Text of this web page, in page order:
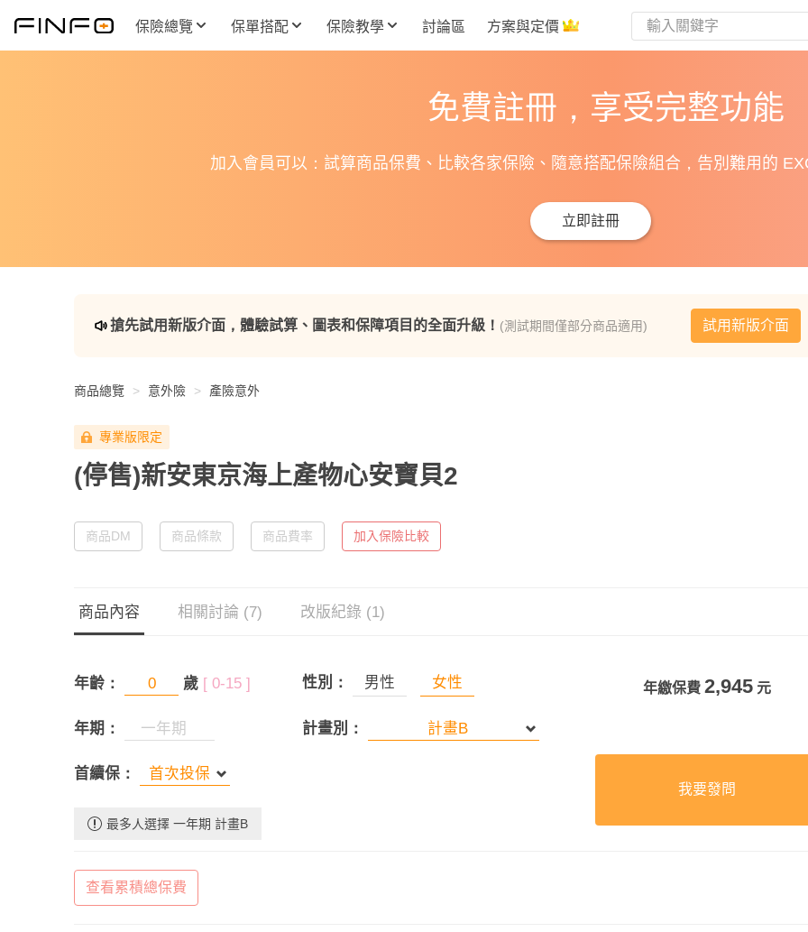
保險總覽 保單搭配 保險教學 討論區 方案與定價
免費註冊，享受完整功能
加入會員可以：試算商品保費、比較各家保險、隨意搭配保險組合，告別難用的
立即註冊
搶先試用新版介面，體驗試算、圖表和保障項目的全面升級！ (測試期間僅部分商品適用) 試用新版介面
商品總覽 意外險 產險意外
專業版限定
(停售)新安東京海上產物心安寶貝2
商品DM 商品條款 商品費率 加入保險比較
商品內容 相關討論 (7) 改版紀錄 (1)
年齡： 歲 [ 0-15 ] 性別： 男性 女性
年期： 計畫別：
首續保：
最多人選擇 一年期 計畫B
年繳保費2,945 元
我要發問
查看累積總保費